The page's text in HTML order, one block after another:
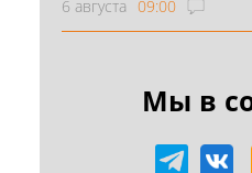
6 августа 09:00
Мы в